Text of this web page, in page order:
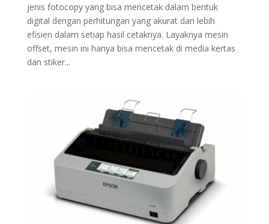
jenis fotocopy yang bisa mencetak dalam bentuk
digital dengan perhitungan yang akurat dan lebih
efisien dalam setiap hasil cetaknya. Layaknya mesin
offset, mesin ini hanya bisa mencetak di media kertas
dan stiker...